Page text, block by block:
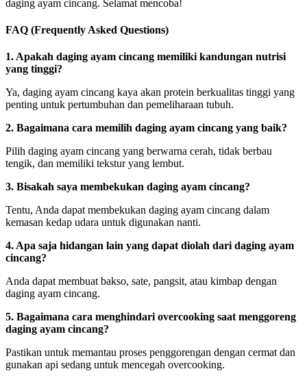
daging ayam cincang. Selamat mencoba!
FAQ (Frequently Asked Questions)
1. Apakah daging ayam cincang memiliki kandungan nutrisi
yang tinggi?
Ya, daging ayam cincang kaya akan protein berkualitas tinggi yang
penting untuk pertumbuhan dan pemeliharaan tubuh.
2. Bagaimana cara memilih daging ayam cincang yang baik?
Pilih daging ayam cincang yang berwarna cerah, tidak berbau
tengik, dan memiliki tekstur yang lembut.
3. Bisakah saya membekukan daging ayam cincang?
Tentu, Anda dapat membekukan daging ayam cincang dalam
kemasan kedap udara untuk digunakan nanti.
4. Apa saja hidangan lain yang dapat diolah dari daging ayam
cincang?
Anda dapat membuat bakso, sate, pangsit, atau kimbap dengan
daging ayam cincang.
5. Bagaimana cara menghindari overcooking saat menggoreng
daging ayam cincang?
Pastikan untuk memantau proses penggorengan dengan cermat dan
gunakan api sedang untuk mencegah overcooking.